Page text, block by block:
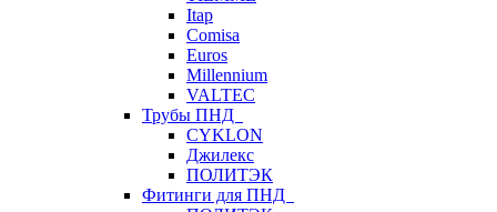
Itap
Comisa
Euros
Millennium
VALTEC
Трубы ПНД
CYKLON
Джилекс
ПОЛИТЭК
Фитинги для ПНД